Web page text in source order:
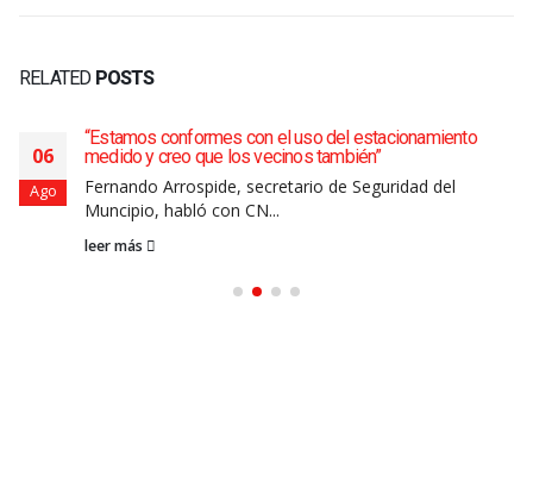
RELATED POSTS
06
Ago
“Estamos conformes con el uso del estacionamiento
medido y creo que los vecinos también”
Fernando Arrospide, secretario de Seguridad del
Muncipio, habló con CN...
leer más